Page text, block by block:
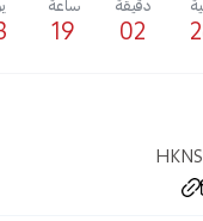
02
دقيقة
19
ساعة